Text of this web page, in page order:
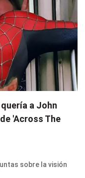
a John
'Across The